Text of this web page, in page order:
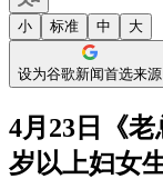
小 标准 中 大
设为谷歌新闻首选来源
4月23日《
岁以上妇女